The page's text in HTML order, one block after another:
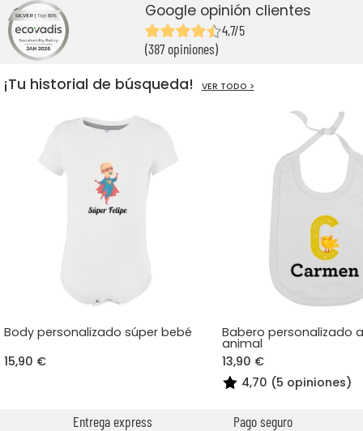
Google opinión clientes
4,7/5
(387 opiniones)
¡Tu historial de búsqueda! VER TODO >
Body personalizado súper bebé
15,90 €
Babero personalizado
animal
13,90 €
4,70 (5 opiniones)
Entrega express Pago seguro